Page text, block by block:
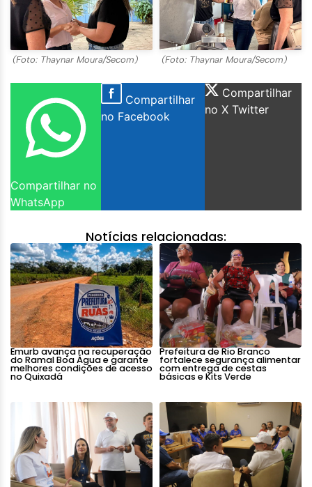
(Foto: Thaynar Moura/Secom) (Foto: Thaynar Moura/Secom)
Compartilhar no
WhatsApp
Compartilhar
no Facebook
Compartilhar
no X Twitter
Notícias relacionadas:
Emurb avança na recuperação
do Ramal Boa Água e garante
melhores condições de acesso
no Quixadá
Prefeitura de Rio Branco
fortalece segurança alimentar
com entrega de cestas
básicas e Kits Verde